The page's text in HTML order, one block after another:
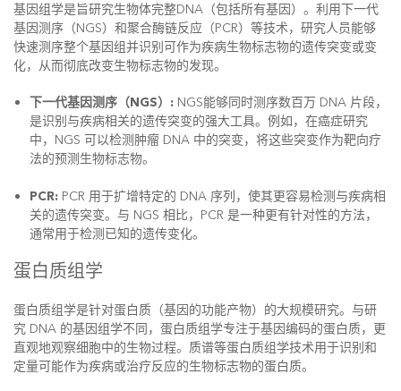
基因组学是旨研究生物体完整DNA（包括所有基因）。利用下一代
基因测序（NGS）和聚合酶链反应（PCR）等技术，研究人员能够
快速测序整个基因组并识别可作为疾病生物标志物的遗传突变或变
化，从而彻底改变生物标志物的发现。
下一代基因测序（NGS）: NGS能够同时测序数百万 DNA 片段，
是识别与疾病相关的遗传突变的强大工具。例如，在癌症研究
中，NGS 可以检测肿瘤 DNA 中的突变，将这些突变作为靶向疗
法的预测生物标志物。
PCR: PCR 用于扩增特定的 DNA 序列，使其更容易检测与疾病相
关的遗传突变。与 NGS 相比，PCR 是一种更有针对性的方法，
通常用于检测已知的遗传变化。
蛋白质组学
蛋白质组学是针对蛋白质（基因的功能产物）的大规模研究。与研
究 DNA 的基因组学不同，蛋白质组学专注于基因编码的蛋白质，更
直观地观察细胞中的生物过程。质谱等蛋白质组学技术用于识别和
定量可能作为疾病或治疗反应的生物标志物的蛋白质。